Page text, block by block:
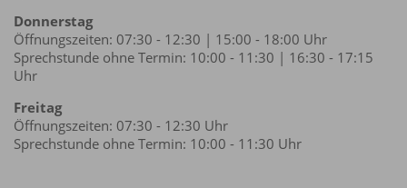
Donnerstag
Öffnungszeiten: 07:30 - 12:30 | 15:00 - 18:00 Uhr
Sprechstunde ohne Termin: 10:00 - 11:30 | 16:30 - 17:15
Uhr
Freitag
Öffnungszeiten: 07:30 - 12:30 Uhr
Sprechstunde ohne Termin: 10:00 - 11:30 Uhr